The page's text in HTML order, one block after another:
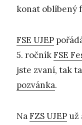
konat oblíbený
FSE UJEP
5. ročníkFSE
jste zvaní, tak
pozvánka.
NaFZS UJEP už